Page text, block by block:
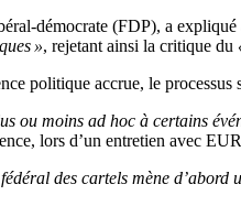
démocrate (FDP), a
», rejetant ainsi la critique du
politique accrue, le processus
ou moins ad hoc à certains
lors d’un entretien avec
des cartels mène